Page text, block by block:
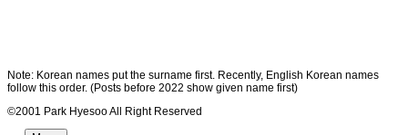
Note: Korean names put the surname first. Recently, English Korean names
follow this order. (Posts before 2022 show given name first)
©2001 Park Hyesoo All Right Reserved